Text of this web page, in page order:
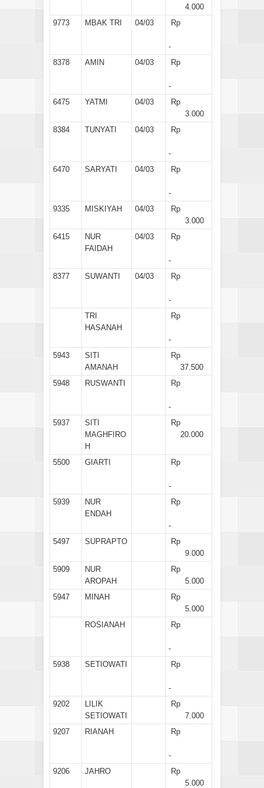
4.000
9773
MBAK TRI 04/03 Rp
-
8378
AMIN 04/03 Rp
-
6475
YATMI 04/03
Rp
3.000
8384
TUNYATI 04/03 Rp
-
6470
SARYATI 04/03 Rp
-
9335
MISKIYAH 04/03
Rp
3.000
6415
NUR
FAIDAH
04/03 Rp
-
8377
SUWANTI 04/03 Rp
-
TRI
HASANAH
Rp
-
5943
SITI
AMANAH
Rp
37.500
5948
RUSWANTI Rp
-
5937
SITI
MAGHFIRO
H
Rp
20.000
5500 GIARTI Rp
-
5939
NUR
ENDAH
Rp
-
5497
SUPRAPTO
Rp
9.000
5909
NUR
AROPAH
Rp
5.000
5947
MINAH
Rp
5.000
ROSIANAH
Rp
-
5938
SETIOWATI Rp
-
9202
LILIK
SETIOWATI
Rp
7.000
9207
RIANAH Rp
-
9206
JAHRO
Rp
5.000